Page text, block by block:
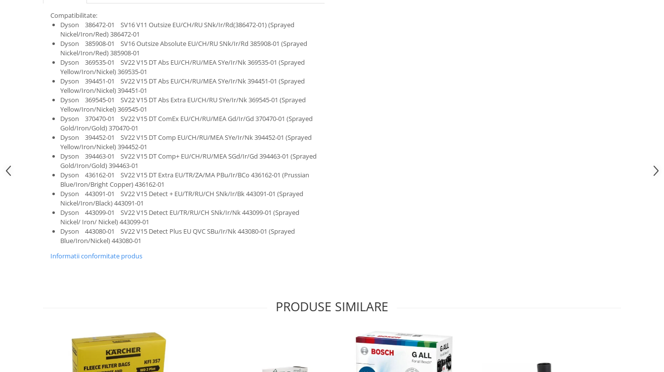
Textile si covoare
Uscatoare rufe
Utilaje si materiale de constructii
Laptop, Tablete & Telefoane
Accesorii tablete
Laptopuri si Accesorii
Telefoane Mobile & accesorii
Wearable & Gadgeturi
Electrocasnice & Climatizare
Accesorii si piese masini spalat
rufe si uscatoare
Accesorii si piese masini spalat
Aparate Frigorifice
Aparate Racire Aer
Aragaze si cuptoare cu microunde
Climatizare & sisteme de incalzire
Electrocasnice pentru Bucatarie
Fiare de calcat si masini de cusut
Purificatoare de aer
Genti si accesorii barbati
Genti si accesorii femei
Imbracaminte barbati
Compatibilitate:
Dyson 386472-01 SV16 V11 Outsize EU/CH/RU SNk/Ir/Rd(386472-01) (Sprayed
Nickel/Iron/Red) 386472-01
Dyson 385908-01 SV16 Outsize Absolute EU/CH/RU SNk/Ir/Rd 385908-01 (Sprayed
Nickel/Iron/Red) 385908-01
Dyson 369535-01 SV22 V15 DT Abs EU/CH/RU/MEA SYe/Ir/Nk 369535-01 (Sprayed
Yellow/Iron/Nickel) 369535-01
Dyson 394451-01 SV22 V15 DT Abs EU/CH/RU/MEA SYe/Ir/Nk 394451-01 (Sprayed
Yellow/Iron/Nickel) 394451-01
Dyson 369545-01 SV22 V15 DT Abs Extra EU/CH/RU SYe/Ir/Nk 369545-01 (Sprayed
Yellow/Iron/Nickel) 369545-01
Dyson 370470-01 SV22 V15 DT ComEx EU/CH/RU/MEA Gd/Ir/Gd 370470-01 (Sprayed
Gold/Iron/Gold) 370470-01
Dyson 394452-01 SV22 V15 DT Comp EU/CH/RU/MEA SYe/Ir/Nk 394452-01 (Sprayed
Yellow/Iron/Nickel) 394452-01
Dyson 394463-01 SV22 V15 DT Comp+ EU/CH/RU/MEA SGd/Ir/Gd 394463-01 (Sprayed
Gold/Iron/Gold) 394463-01
Dyson 436162-01 SV22 V15 DT Extra EU/TR/ZA/MA PBu/Ir/BCo 436162-01 (Prussian
Blue/Iron/Bright Copper) 436162-01
Dyson 443091-01 SV22 V15 Detect + EU/TR/RU/CH SNk/Ir/Bk 443091-01 (Sprayed
Nickel/Iron/Black) 443091-01
Dyson 443099-01 SV22 V15 Detect EU/TR/RU/CH SNk/Ir/Nk 443099-01 (Sprayed
Nickel/ Iron/ Nickel) 443099-01
Dyson 443080-01 SV22 V15 Detect Plus EU QVC SBu/Ir/Nk 443080-01 (Sprayed
Blue/Iron/Nickel) 443080-01
Informatii conformitate produs
PRODUSE SIMILARE